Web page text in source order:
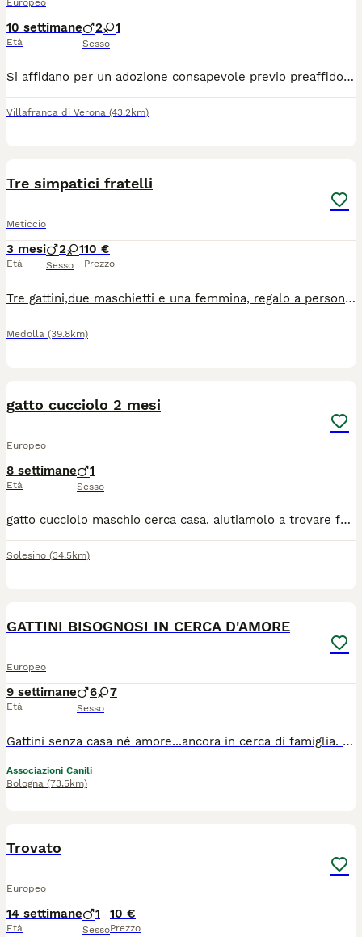
Europeo
10 settimane
Età
2 1
Sesso
Si affidano per un adozione consapevole previo preaffido cuccioli di 3 mesi a Verona e provincia o limitrofi Spulciati sverminati Si chiede un messaggio con breve presentazione indicando dove abiti e se hai altri animali
Villafranca di Verona (43.2km)
Tre simpatici fratelli
Meticcio
3 mesi
Età
2 1
Sesso
10 €
Prezzo
Tre gattini,due maschietti e una femmina, regalo a persone serie che li vogliano accudire e curare,erano 5 i fratellini sono stati felicemente adottati
Medolla (39.8km)
gatto cucciolo 2 mesi
Europeo
8 settimane
Età
1
Sesso
gatto cucciolo maschio cerca casa. aiutiamolo a trovare famiglia ha 2 mesi e mezzo. SCRIVETEMI SU WHATSAPP
Solesino (34.5km)
GATTINI BISOGNOSI IN CERCA D'AMORE
Europeo
9 settimane
Età
6 7
Sesso
Gattini senza casa né amore...ancora in cerca di famiglia. Socievoli e buonissimi, chiedono solo un po d'amore. Vaccinati e sverminati testati e sterilizzati. Quelli in foto e altri. Per adottarne uno chiamateci al 3?40?57?83?896 Arrivano con staffetta a Bologna, con ritiro a Casalecchio di Reno. Li affidiamo solo in appartamenti sicuri, necessarie protezioni alle finestre e ai balconi se presenti.
Associazioni Canili
Bologna (73.5km)
Trovato
Europeo
14 settimane
Età
1
Sesso
10 €
Prezzo